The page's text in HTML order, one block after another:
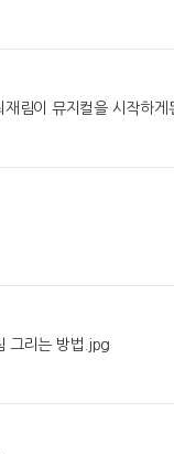
림이 뮤지컬을 시작하게
그리는 방법.jpg